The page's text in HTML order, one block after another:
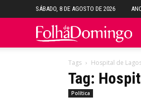
SÁBADO, 8 DE AGOSTO DE 2026
do
Tags Hospital de
Tag:
Política